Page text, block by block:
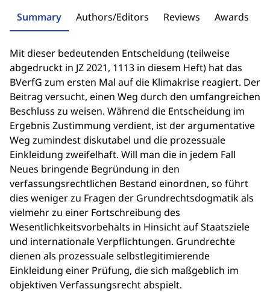
Summary Authors/Editors Reviews Awards
Mit dieser bedeutenden Entscheidung (teilweise
abgedruckt in JZ 2021, 1113 in diesem Heft) hat das
BVerfG zum ersten Mal auf die Klimakrise reagiert. Der
Beitrag versucht, einen Weg durch den umfangreichen
Beschluss zu weisen. Während die Entscheidung im
Ergebnis Zustimmung verdient, ist der argumentative
Weg zumindest diskutabel und die prozessuale
Einkleidung zweifelhaft. Will man die in jedem Fall
Neues bringende Begründung in den
verfassungsrechtlichen Bestand einordnen, so führt
dies weniger zu Fragen der Grundrechtsdogmatik als
vielmehr zu einer Fortschreibung des
Wesentlichkeitsvorbehalts in Hinsicht auf Staatsziele
und internationale Verpflichtungen. Grundrechte
dienen als prozessuale selbstlegitimierende
Einkleidung einer Prüfung, die sich maßgeblich im
objektiven Verfassungsrecht abspielt.